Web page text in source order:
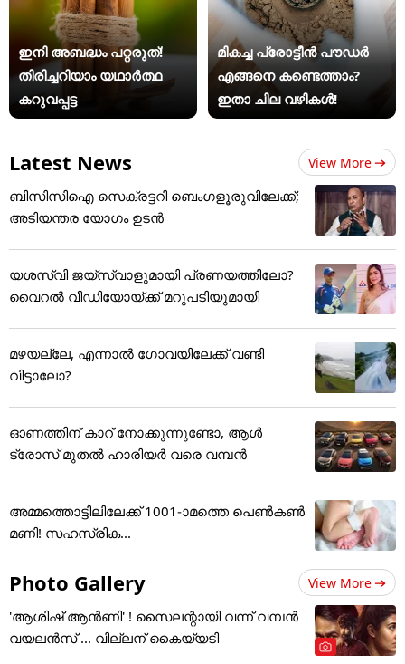
ഇനി അബദ്ധം പറ്റരുത്!
തിരിച്ചറിയാം യഥാര്‍ത്ഥ
കറുവപ്പട്ട
മികച്ച പ്രോട്ടീൻ പൗഡർ
എങ്ങനെ കണ്ടെത്താം?
ഇതാ ചില വഴികൾ!
Latest News View More
ബിസിസിഐ സെക്രട്ടറി ബെംഗളൂരുവിലേക്ക്;
അടിയന്തര യോഗം ഉടന്‍
യശസ്വി ജയ്‌സ്വാളുമായി പ്രണയത്തിലോ?
വൈറൽ വീഡിയോയ്ക്ക് മറുപടിയുമായി
മഴയല്ലേ, എന്നാൽ ഗോവയിലേക്ക് വണ്ടി
വിട്ടാലോ?
ഓണത്തിന് കാറ് നോക്കുന്നുണ്ടോ, ആൾ
ട്രോസ് മുതൽ ഹാരിയർ വരെ വമ്പൻ
അമ്മത്തൊട്ടിലിലേക്ക് 1001-ാമത്തെ പെൺകൺ
മണി! സഹസ്രിക...
Photo Gallery View More
'ആശിഷ് ആൻണി' ! സൈലന്റായി വന്ന് വമ്പൻ
വയലൻസ് ... വില്ലന് കൈയ്യടി